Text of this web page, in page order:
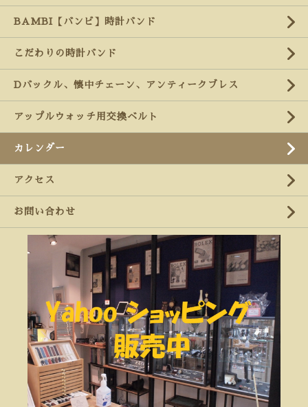
BAMBI【バンビ】時計バンド
こだわりの時計バンド
Dバックル、懐中チェーン、アンティークブレス
アップルウォッチ用交換ベルト
カレンダー
アクセス
お問い合わせ